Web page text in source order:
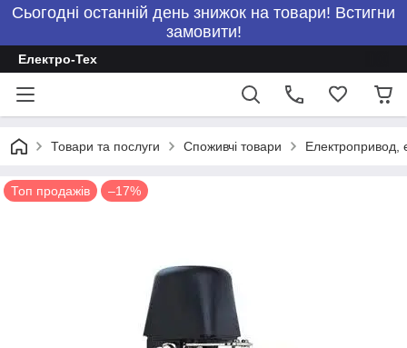
Сьогодні останній день знижок на товари! Встигни
замовити!
Електро-Тех
Товари та послуги Споживчі товари Електропривод,
Топ продажів –17%